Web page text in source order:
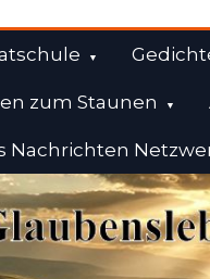
zum Staunen
Nachrichten
der